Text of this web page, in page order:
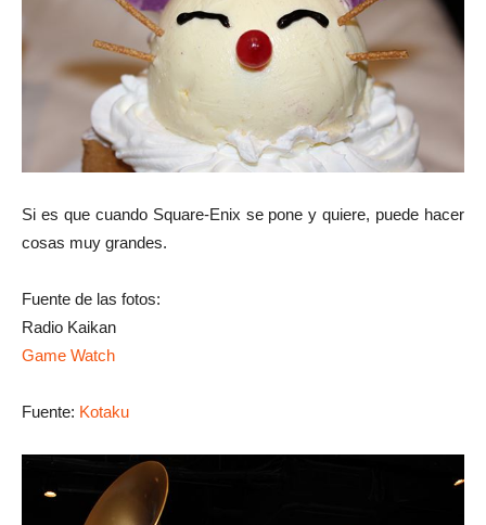
Si es que cuando Square-Enix se pone y quiere, puede hacer
cosas muy grandes.
Fuente de las fotos:
Radio Kaikan
Game Watch
Fuente: Kotaku